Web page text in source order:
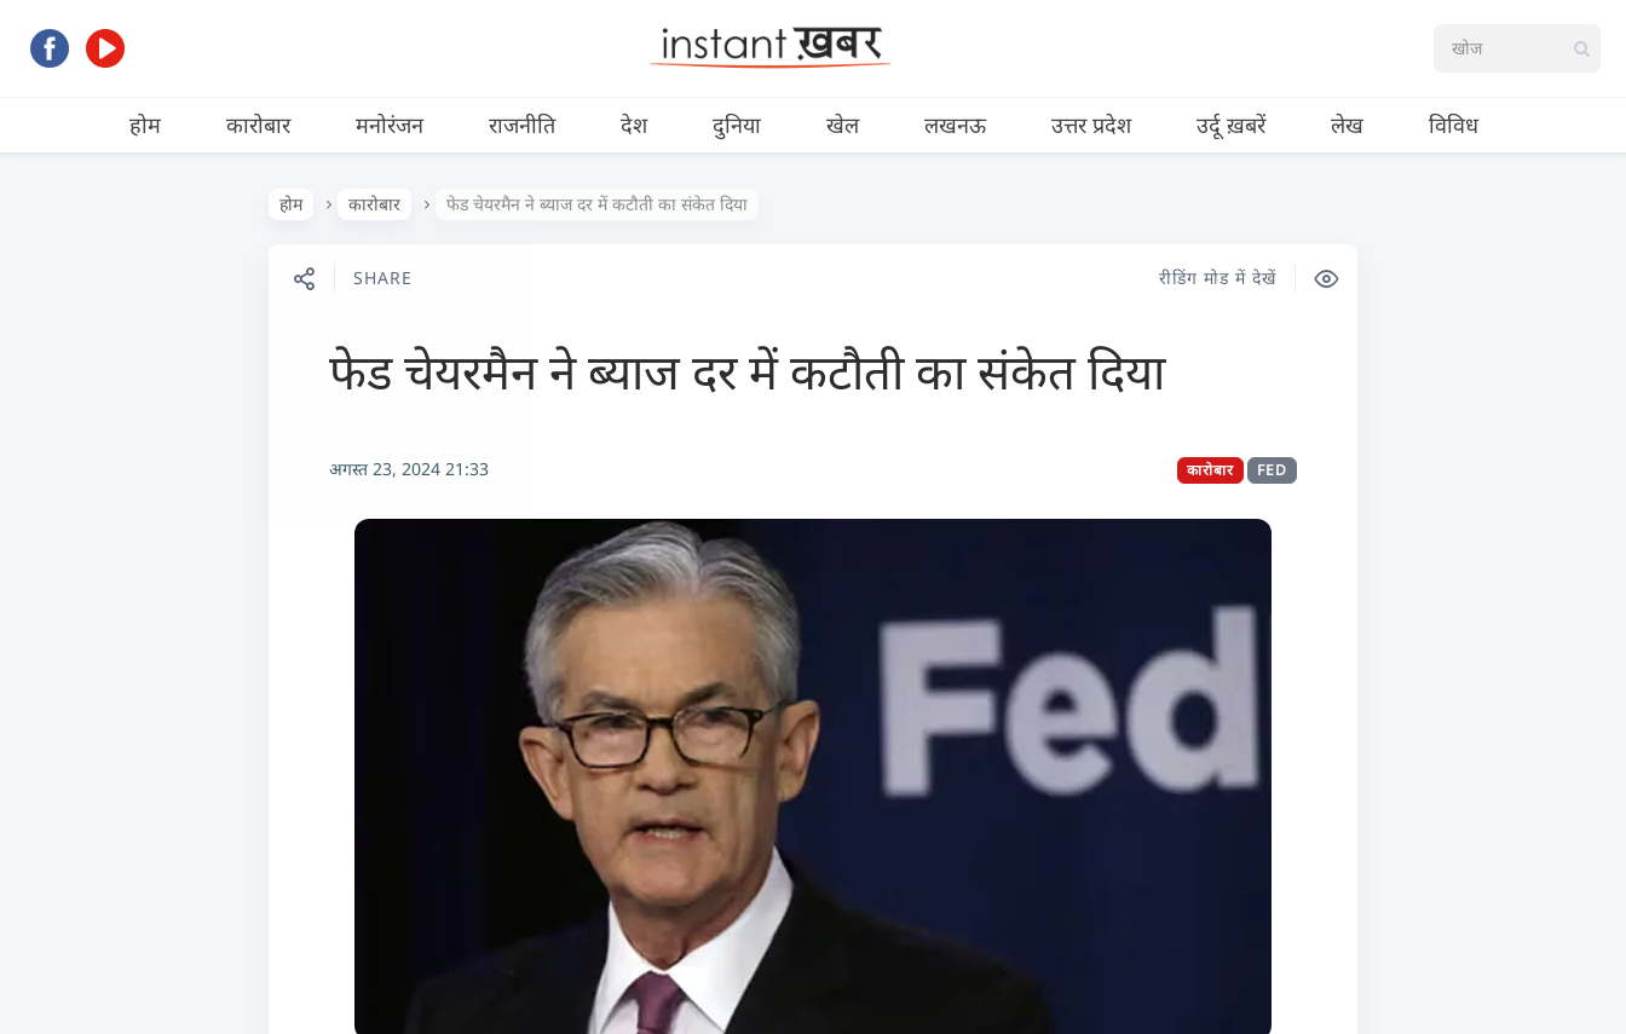
होम कारोबार मनोरंजन राजनीति देश दुनिया खेल लखनऊ उत्तर प्रदेश उर्दू ख़बरें लेख विविध
होम कारोबार फेड चेयरमैन ने ब्याज दर में कटौती का संकेत दिया
SHARE रीडिंग मोड में देखें
फेड चेयरमैन ने ब्याज दर में कटौती का संकेत दिया
अगस्त 23, 2024 21:33 FED
कारोबार